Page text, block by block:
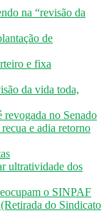
na “revisão da
de
e fixa
da vida toda,
no Senado
e adia retorno
ultratividade dos
o SINPAF
do Sindicato